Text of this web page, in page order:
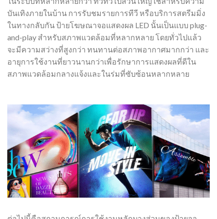
บันเทิงภายในบ้าน การรับชมรายการทีวี หรือบริการสตรีมมิ่ง
ในทางกลับกัน ป้ายโฆษณาจอแสดงผล LED นั้นเป็นแบบ plug-
and-play สำหรับสภาพแวดล้อมที่หลากหลาย โดยทั่วไปแล้ว
จะมีความสว่างที่สูงกว่า ทนทานต่อสภาพอากาศมากกว่า และ
อายุการใช้งานที่ยาวนานกว่าเพื่อรักษาการแสดงผลที่ดีใน
สภาพแวดล้อมกลางแจ้งและในร่มที่ซับซ้อนหลากหลาย